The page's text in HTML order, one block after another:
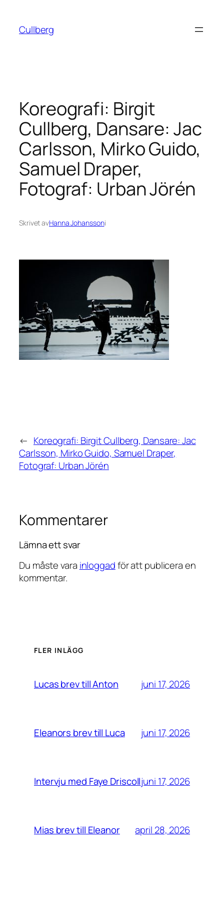
innehåll
Cullberg
Koreografi: Birgit
Cullberg, Dansare: Jac
Carlsson, Mirko Guido,
Samuel Draper,
Fotograf: Urban Jörén
Skrivet avHanna Johanssoni
← Koreografi: Birgit Cullberg, Dansare: Jac
Carlsson, Mirko Guido, Samuel Draper,
Fotograf: Urban Jörén
Kommentarer
Lämna ett svar
Du måste vara inloggadför att publicera en
kommentar.
FLER INLÄGG
Lucas brev till Anton juni 17, 2026
Eleanors brev till Luca juni 17, 2026
Intervju med Faye Driscolljuni 17, 2026
Mias brev till Eleanor april 28, 2026